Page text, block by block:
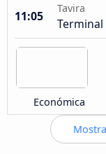
11:05
Tavira
Económica